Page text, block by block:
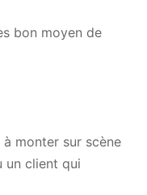
bon moyen de
monter sur scène
un client qui